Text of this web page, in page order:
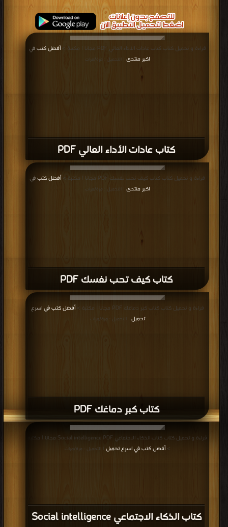
كتاب عادات الأداء العالي PDF
قراءة و تحميل كتاب كتاب عادات الأداء العالي PDF مجانا | مكتبة >
أفضل كتب في
اكبر منتدى
| التحميل : مرة/مرات
كتاب كيف تحب نفسك PDF
قراءة و تحميل كتاب كتاب كيف تحب نفسك PDF مجانا | مكتبة >
أفضل كتب في
اكبر منتدى
| التحميل : مرة/مرات
كتاب كبر دماغك PDF
قراءة و تحميل كتاب كتاب كبر دماغك PDF مجانا | مكتبة >
أفضل كتب في اسرع
تحميل
| التحميل : مرة/مرات
كتاب الذكاء الاجتماعي Social intelligence
قراءة و تحميل كتاب كتاب الذكاء الاجتماعي Social intelligence PDF مجانا | مكتبة
>أفضل كتب في اسرع تحميل | التحميل : مرة/مرات